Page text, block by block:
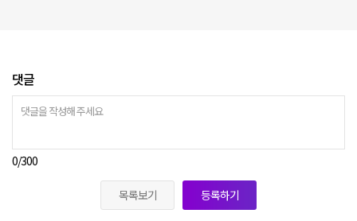
댓글
0/300
목록보기 등록하기